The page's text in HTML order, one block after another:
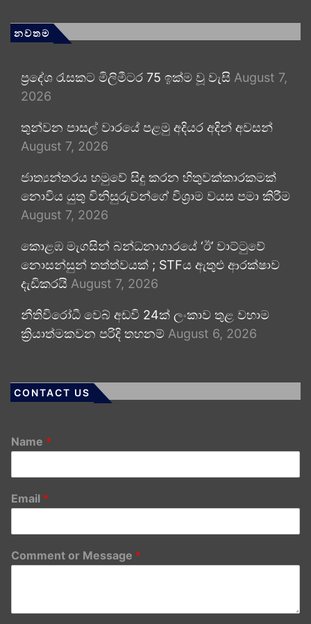
නවතම
ප්‍රදේශ රැසකට මිලිමීටර 75 ඉක්ම වූ වැසි August 7,
2026
තුන්වන පාසල් වාරයේ පළමු අදියර අදින් අවසන්
August 7, 2026
ජාත්‍යන්තරය හමුවේ සිදු කරන හිතුවක්කාරකමක්
නොවිය යුතු විනිසුරුවන්ගේ විශ්‍රාම වයස පමා කිරීම
August 7, 2026
කොළඹ මැගසින් බන්ධනාගාරයේ ‘ඊ’ වාට්ටුවේ
නොසන්සුන් තත්ත්වයක් ; STFය ඇතුළු ආරක්ෂාව
දැඩිකරයි August 7, 2026
නීතිවිරෝධී වෙබ් අඩවි 24ක් ලංකාව තුළ වහාම
ක්‍රියාත්මකවන පරිදි තහනම් August 6, 2026
CONTACT US
Name *
Email *
Comment or Message *